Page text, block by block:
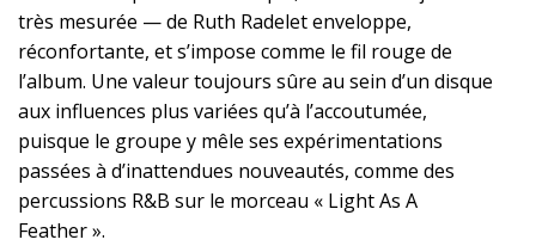
très mesurée — de Ruth Radelet enveloppe,
réconfortante, et s’impose comme le fil rouge de
l’album. Une valeur toujours sûre au sein d’un disque
aux influences plus variées qu’à l’accoutumée,
puisque le groupe y mêle ses expérimentations
passées à d’inattendues nouveautés, comme des
percussions R&B sur le morceau « Light As A
Feather ».